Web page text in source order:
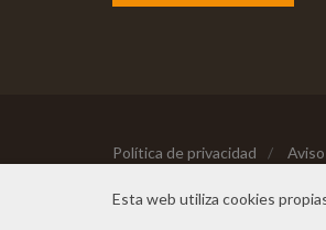
Política de privacidad /
Copyright © 2026 Todos los
Esta web utiliza cookies